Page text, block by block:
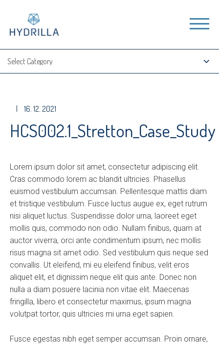
| 16. 12. 2021
HCS002.1_Stretton_Case_Study
Lorem ipsum dolor sit amet, consectetur adipiscing elit.
Cras commodo lorem ac blandit ultricies. Phasellus
euismod vestibulum accumsan. Pellentesque mattis diam
et tristique vestibulum. Fusce luctus augue ex, eget rutrum
nisi aliquet luctus. Suspendisse dolor urna, laoreet eget
mollis quis, commodo non odio. Nullam finibus, quam at
auctor viverra, orci ante condimentum ipsum, nec mollis
risus magna sit amet odio. Sed vestibulum quis neque sed
convallis. Ut eleifend, mi eu eleifend finibus, velit eros
aliquet elit, et dignissim neque elit quis ante. Donec non
nulla a diam posuere lacinia non vitae elit. Maecenas
fringilla, libero et consectetur maximus, ipsum magna
volutpat tortor, quis ultricies mi urna eget sapien.
Fusce egestas nibh eget semper accumsan. Proin ornare,